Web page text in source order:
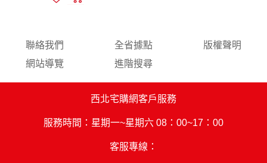
聯絡我們 全省據點
版權聲明
網站導覽
進階搜尋
西北宅購網客戶服務
服務時間：星期一~星期六 08：00~17：00
客服專線：